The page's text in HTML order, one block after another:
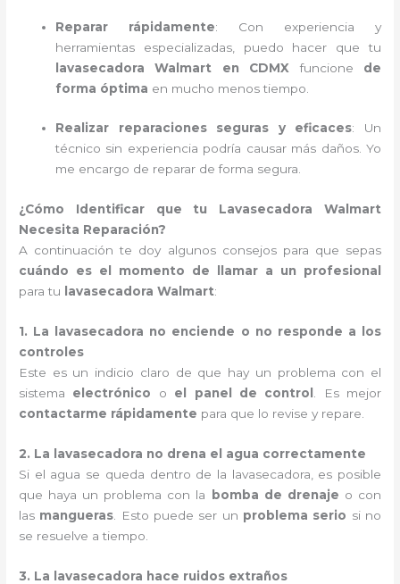
Reparar rápidamente: Con experiencia y
herramientas especializadas, puedo hacer que tu
lavasecadora Walmart en CDMX funcione de
forma óptima en mucho menos tiempo.
Realizar reparaciones seguras y eficaces: Un
técnico sin experiencia podría causar más daños. Yo
me encargo de reparar de forma segura.
¿Cómo Identificar que tu Lavasecadora Walmart
Necesita Reparación?
A continuación te doy algunos consejos para que sepas
cuándo es el momento de llamar a un profesional
para tu
lavasecadora Walmart:
1. La lavasecadora no enciende o no responde a los
controles
Este es un indicio claro de que hay un problema con el
sistema electrónico o el panel de control
. Es mejor
contactarme rápidamente para que lo revise y repare.
2. La lavasecadora no drena el agua correctamente
Si el agua se queda dentro de la lavasecadora, es posible
que haya un problema con la
bomba de drenaje o con
las mangueras . Esto puede ser un problema serio si no
se resuelve a tiempo.
3. La lavasecadora hace ruidos extraños